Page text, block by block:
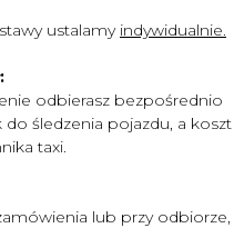
ustalamy indywidualnie.
odbierasz bezpośrednio
śledzenia pojazdu, a koszt
taxi.
lub przy odbiorze,